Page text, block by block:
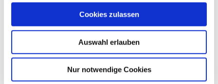
Cookies zulassen
Auswahl erlauben
Nur notwendige Cookies
Die Heimbewohner und ihre Angehörigen
verlangen – zu Recht – eine humane und
angemessene Pflege. Das erfordert vor allem
zahlenmäßig ausreichendes und hinreichend
qualifiziertes Fachpersonal. Aber gerade der
Personaleinsatz ist der Hauptkostenfaktor